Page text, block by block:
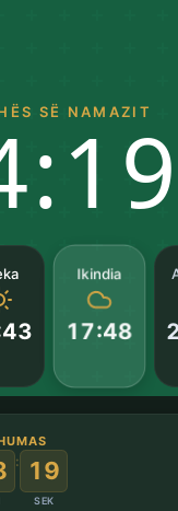
SË NAMAZIT
Ikindia
17:48
: 18
SEK